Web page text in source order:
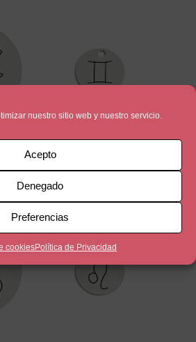
nuestro sitio web y nuestro servicio.
Acepto
Denegado
Preferencias
cookiesPolítica de Privacidad
3,00€